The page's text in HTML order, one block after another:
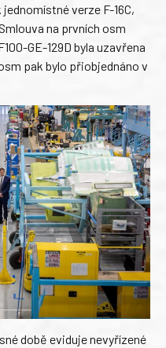
jednomístné verze F-16C,
na prvních osm
GE-129D byla uzavřena
pak bylo přiobjednáno v
době eviduje nevyřízené